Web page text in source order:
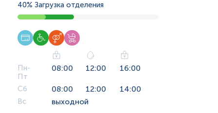
40% Загрузка отделения
Пн-
Пт
08:00 12:00 16:00
Сб 08:00 12:00 14:00
Вс выходной